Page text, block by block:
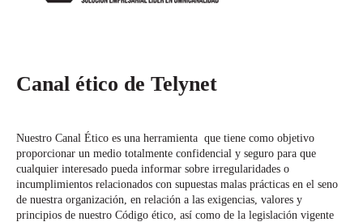
Canal ético de Telynet
Nuestro Canal Ético es una herramienta que tiene como objetivo
proporcionar un medio totalmente confidencial y seguro para que
cualquier interesado pueda informar sobre irregularidades o
incumplimientos relacionados con supuestas malas prácticas en el seno
de nuestra organización, en relación a las exigencias, valores y
principios de nuestro Código ético, así como de la legislación vigente